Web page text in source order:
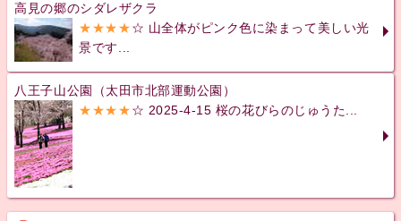
高見の郷のシダレザクラ
★★★★☆ 山全体がピンク色に染まって美しい光
景です...
八王子山公園（太田市北部運動公園）
★★★★☆ 2025-4-15 桜の花びらのじゅうた...